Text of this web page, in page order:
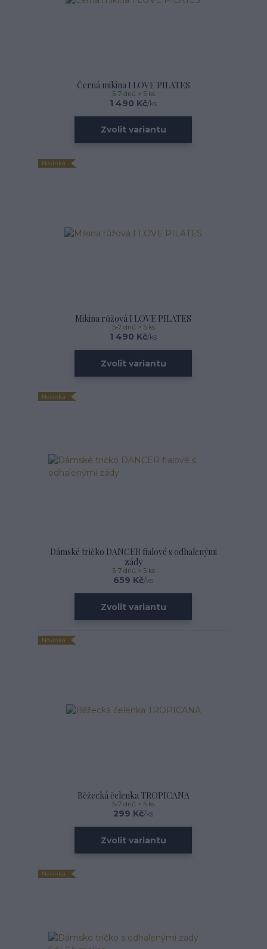
Černá mikina I LOVE PILATES
1 490 Kč/ks
5-7 dnů > 5 ks
Zvolit variantu
Novinka
Mikina růžová I LOVE PILATES
1 490 Kč/ks
5-7 dnů > 5 ks
Zvolit variantu
Novinka
Dámské tričko DANCER fialové s odhalenými
zády
659 Kč/ks
5-7 dnů > 5 ks
Zvolit variantu
Novinka
Běžecká čelenka TROPICANA
299 Kč/ks
5-7 dnů > 5 ks
Zvolit variantu
Novinka